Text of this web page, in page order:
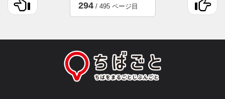
294/ 495 ページ目